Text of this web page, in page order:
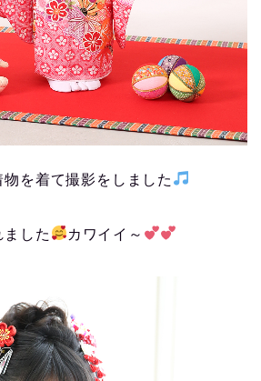
を着て撮影をしました
した カワイイ～